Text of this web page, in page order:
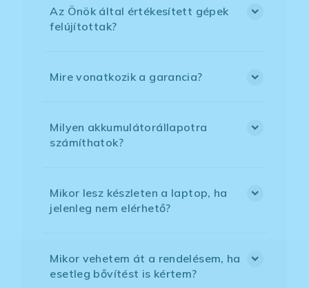
Az Önök által értékesített gépek
felújítottak?
Mire vonatkozik a garancia?
Milyen akkumulátorállapotra
számíthatok?
Mikor lesz készleten a laptop, ha
jelenleg nem elérhető?
Mikor vehetem át a rendelésem, ha
esetleg bővítést is kértem?